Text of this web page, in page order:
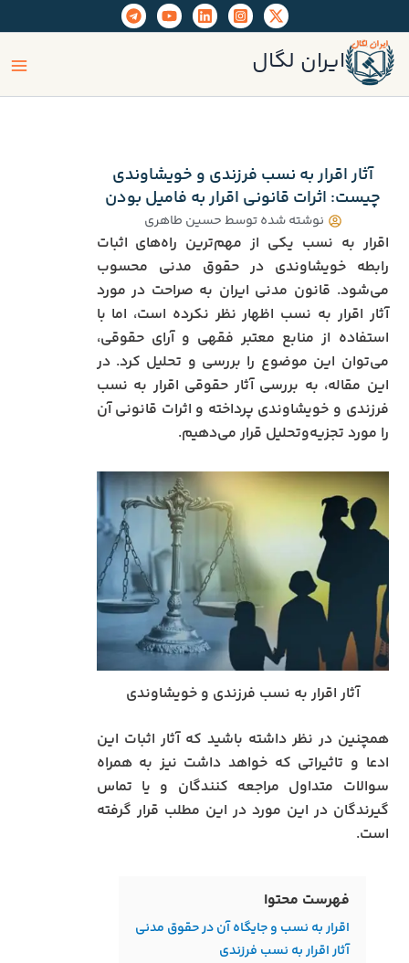
به
محتوا
ایران لگال
آثار اقرار به نسب فرزندی و خویشاوندی
چیست: اثرات قانونی اقرار به فامیل بودن
نوشته شده توسطحسین طاهری
اقرار به نسب یکی از مهم‌ترین راه‌های اثبات
رابطه خویشاوندی در حقوق مدنی محسوب
می‌شود. قانون مدنی ایران به صراحت در مورد
آثار اقرار به نسب اظهار نظر نکرده است، اما با
استفاده از منابع معتبر فقهی و آرای حقوقی،
می‌توان این موضوع را بررسی و تحلیل کرد. در
این مقاله، به بررسی آثار حقوقی اقرار به نسب
فرزندی و خویشاوندی پرداخته و اثرات قانونی آن
را مورد تجزیه‌وتحلیل قرار می‌دهیم.
آثار اقرار به نسب فرزندی و خویشاوندی
همچنین در نظر داشته باشید که آثار اثبات این
ادعا و تاثیراتی که خواهد داشت نیز به همراه
سوالات متداول مراجعه کنندگان و یا تماس
گیرندگان در این مورد در این مطلب قرار گرفته
است.
فهرست محتوا
اقرار به نسب و جایگاه آن در حقوق مدنی
آثار اقرار به نسب فرزندی